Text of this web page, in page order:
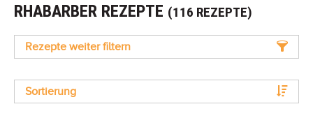
RHABARBER REZEPTE (116 REZEPTE)
Rezepte weiter filtern
Sortierung